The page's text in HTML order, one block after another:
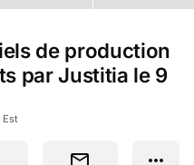
de production
par Justitia le 9
Est